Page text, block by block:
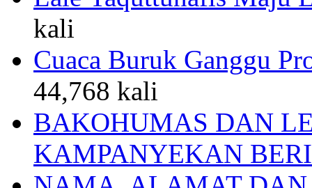
kali
Cuaca Buruk Ganggu
44,768 kali
BAKOHUMAS DAN
KAMPANYEKAN